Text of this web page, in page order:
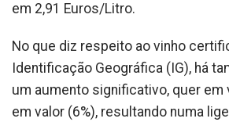
em 2,91 Euros/Litro.
No que diz respeito ao vinho
Identificação Geográfica (IG), há
um aumento significativo, quer em
em valor (6%), resultando numa